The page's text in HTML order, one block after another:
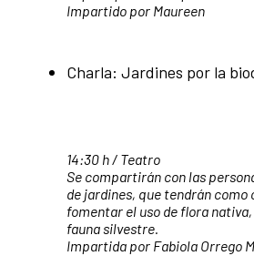
Impartido por Maureen
Charla: Jardines por la
14:30 h / Teatro
Se compartirán con las
de jardines, que tendrán
fomentar el uso de flora
fauna silvestre.
Impartida por Fabiola Orrego